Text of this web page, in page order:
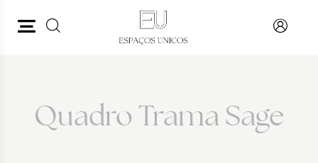
Quadro Trama Sage
PESQUISAR